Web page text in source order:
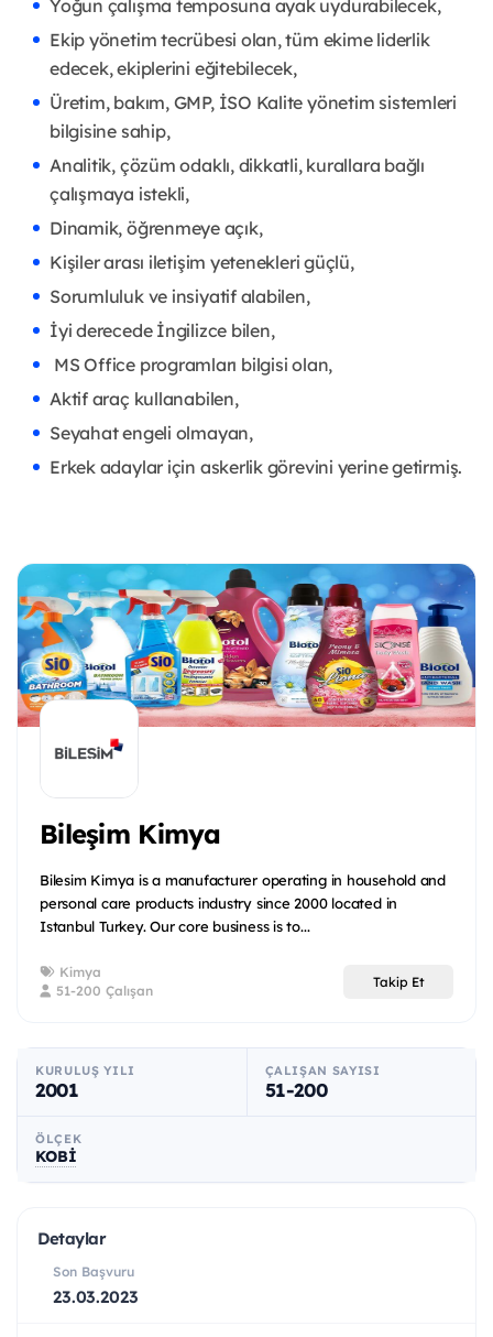
Yoğun çalışma temposuna ayak uydurabilecek,
Ekip yönetim tecrübesi olan, tüm ekime liderlik
edecek, ekiplerini eğitebilecek,
Üretim, bakım, GMP, İSO Kalite yönetim sistemleri
bilgisine sahip,
Analitik, çözüm odaklı, dikkatli, kurallara bağlı
çalışmaya istekli,
Dinamik, öğrenmeye açık,
Kişiler arası iletişim yetenekleri güçlü,
Sorumluluk ve insiyatif alabilen,
İyi derecede İngilizce bilen,
MS Office programları bilgisi olan,
Aktif araç kullanabilen,
Seyahat engeli olmayan,
Erkek adaylar için askerlik görevini yerine getirmiş.
Bileşim Kimya
Bilesim Kimya is a manufacturer operating in household and
personal care products industry since 2000 located in
Istanbul Turkey. Our core business is to...
Kimya
51-200 Çalışan
Takip Et
KURULUŞ YILI
2001
ÇALIŞAN SAYISI
51-200
ÖLÇEK
KOBİ
Detaylar
Son Başvuru
23.03.2023